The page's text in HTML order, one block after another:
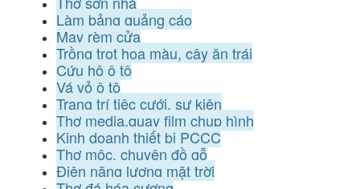
Làm bảng quảng cáo
May rèm cửa
Trồng trọt hoa màu, cây ăn trái
Cứu hộ ô tô
Vá vỏ ô tô
Trang trí tiệc cưới, sự kiện
Thợ media,quay film chụp hình
Kinh doanh thiết bị PCCC
Thợ mộc, chuyên đồ gỗ
Điện năng lượng mặt trời